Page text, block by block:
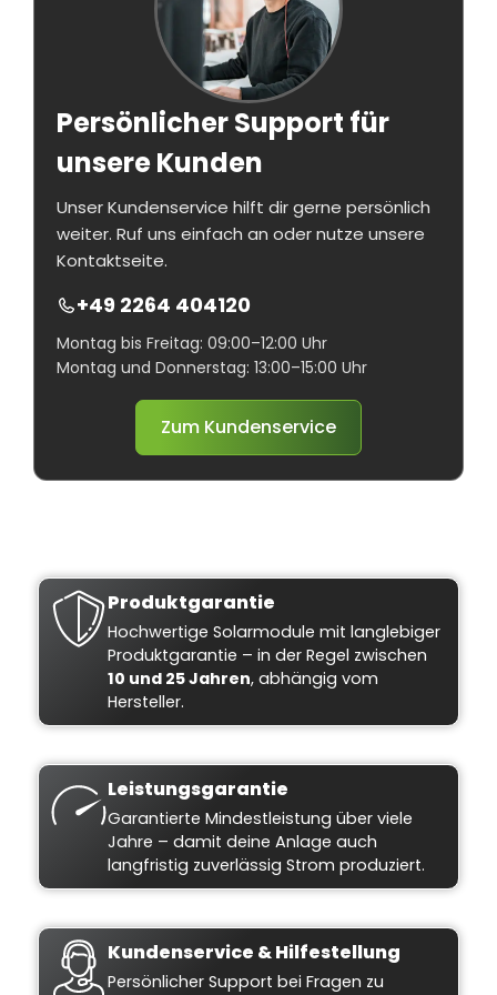
Persönlicher Support für
unsere Kunden
Unser Kundenservice hilft dir gerne persönlich
weiter. Ruf uns einfach an oder nutze unsere
Kontaktseite.
+49 2264 404120
Montag bis Freitag: 09:00–12:00 Uhr
Montag und Donnerstag: 13:00–15:00 Uhr
Zum Kundenservice
Produktgarantie
Hochwertige Solarmodule mit langlebiger
Produktgarantie – in der Regel zwischen
10 und 25 Jahren, abhängig vom
Hersteller.
Leistungsgarantie
Garantierte Mindestleistung über viele
Jahre – damit deine Anlage auch
langfristig zuverlässig Strom produziert.
Kundenservice & Hilfestellung
Persönlicher Support bei Fragen zu